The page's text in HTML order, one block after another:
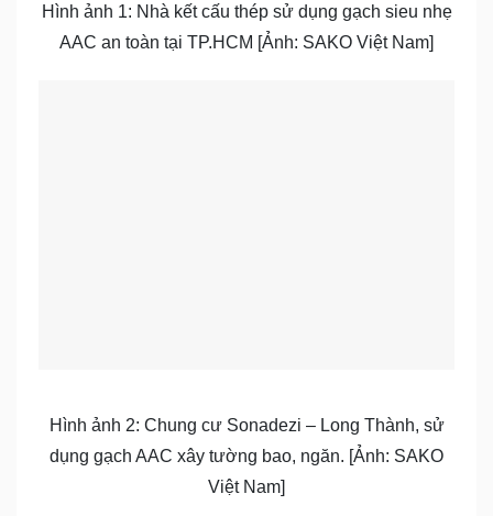
Hình ảnh 1: Nhà kết cấu thép sử dụng gạch sieu nhẹ
AAC an toàn tại TP.HCM [Ảnh: SAKO Việt Nam]
Hình ảnh 2: Chung cư Sonadezi – Long Thành, sử
dụng gạch AAC xây tường bao, ngăn. [Ảnh: SAKO
Việt Nam]